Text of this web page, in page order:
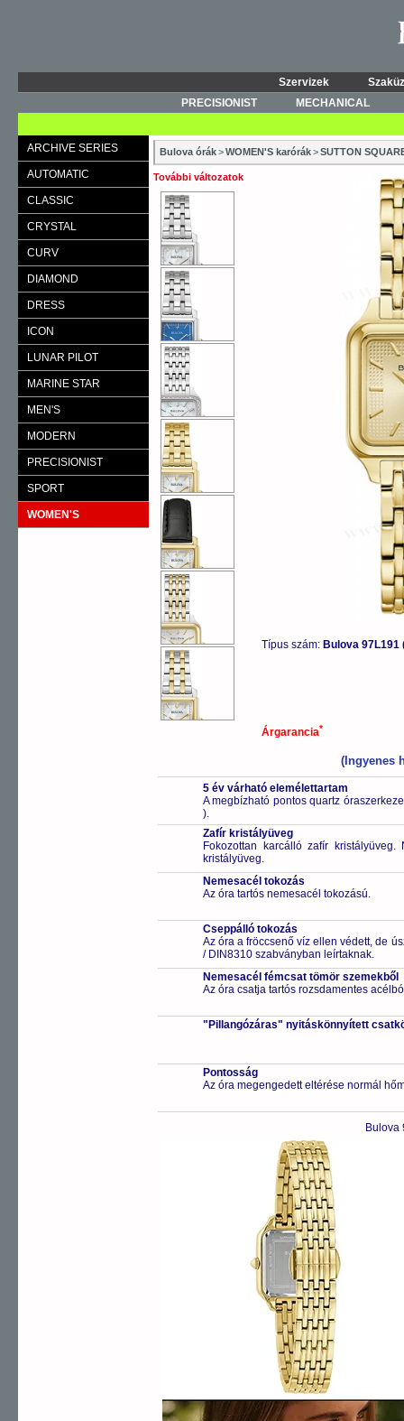
Szervizek
PRECISIONIST
MECHANICAL
ARCHIVE SERIES
AUTOMATIC
CLASSIC
CRYSTAL
CURV
DIAMOND
DRESS
ICON
LUNAR PILOT
MARINE STAR
MEN'S
MODERN
PRECISIONIST
SPORT
WOMEN'S
Bulova órák>WOMEN'S karórák>SUTTON
További változatok
Típus szám: Bulova 97L191
Árgarancia*
(Ingyenes
5 év várható elemélettartam
A megbízható pontos quartz
).
Zafír kristályüveg
Fokozottan karcálló zafír
kristályüveg.
Nemesacél tokozás
Az óra tartós nemesacél tokozású.
Cseppálló tokozás
Az óra a fröccsenő víz ellen védett, de
/ DIN8310 szabványban leírtaknak.
Nemesacél fémcsat tömör szemekből
Az óra csatja tartós rozsdamentes
"Pillangózáras" nyitáskönnyített
Pontosság
Az óra megengedett eltérése normál
Bulova